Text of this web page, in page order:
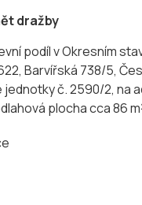
dražby
podíl v Okresním
Barvířská 738/5,
č. 2590/2, na
plocha cca 86